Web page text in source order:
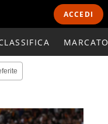
ACCEDI